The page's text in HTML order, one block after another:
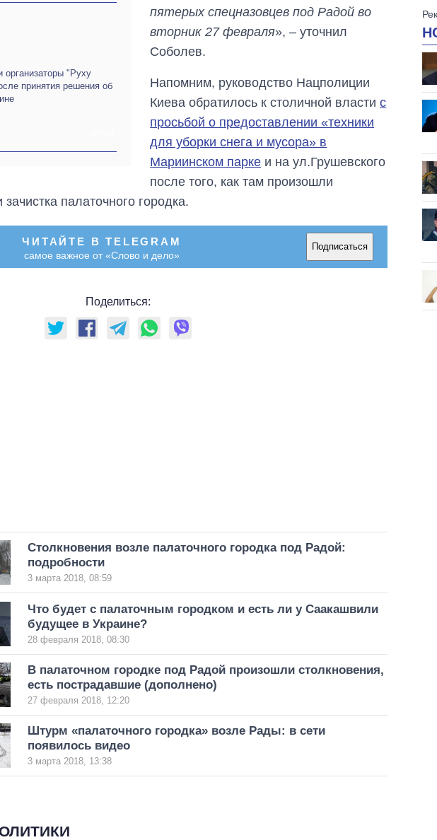
организаторы "Руху
принятия решения об
пятерых спецназовцев под Радой во
вторник 27 февраля», – уточнил
Соболев.
Напомним, руководство Нацполиции
Киева обратилось к столичной властис
просьбой о предоставлении «техники
для уборки снега и мусора» в
Мариинском парке и на ул.Грушевского
после того, как там произошли
палаточного городка.
ЧИТАЙТЕ В TELEGRAM
самое важное от «Слово и дело»
Подписаться
Поделиться:
Столкновения возле палаточного городка под Радой:
подробности
3 марта 2018, 08:59
Что будет с палаточным городком и есть ли у Саакашвили
будущее в Украине?
28 февраля 2018, 08:30
В палаточном городке под Радой произошли столкновения,
есть пострадавшие (дополнено)
27 февраля 2018, 12:20
Штурм «палаточного городка» возле Рады: в сети
появилось видео
3 марта 2018, 13:38